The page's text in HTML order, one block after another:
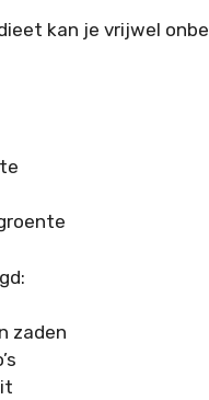
kan je vrijwel
zaden